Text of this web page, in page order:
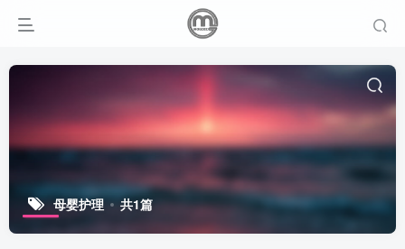
母婴护理 共1篇